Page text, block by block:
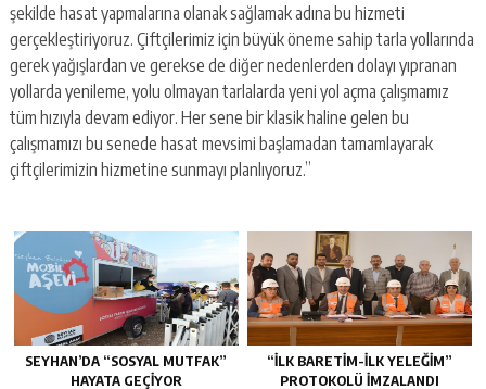
şekilde hasat yapmalarına olanak sağlamak adına bu hizmeti
gerçekleştiriyoruz. Çiftçilerimiz için büyük öneme sahip tarla yollarında
gerek yağışlardan ve gerekse de diğer nedenlerden dolayı yıpranan
yollarda yenileme, yolu olmayan tarlalarda yeni yol açma çalışmamız
tüm hızıyla devam ediyor. Her sene bir klasik haline gelen bu
çalışmamızı bu senede hasat mevsimi başlamadan tamamlayarak
çiftçilerimizin hizmetine sunmayı planlıyoruz.”
SEYHAN’DA “SOSYAL MUTFAK”
HAYATA GEÇİYOR
“İLK BARETİM-İLK YELEĞİM”
PROTOKOLÜ İMZALANDI